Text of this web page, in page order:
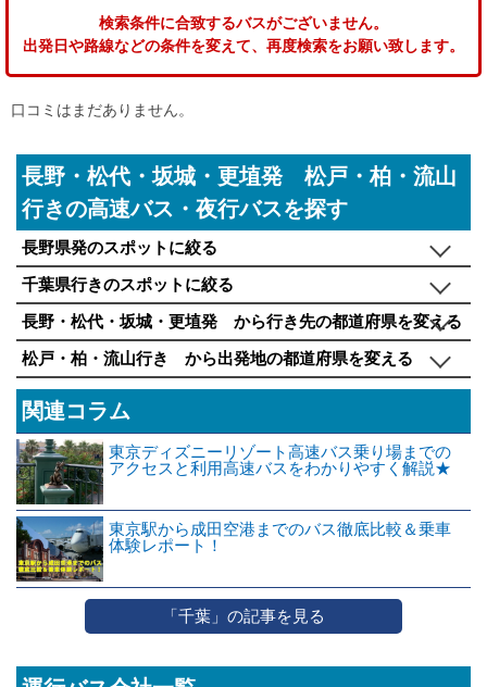
検索条件に合致するバスがございません。
出発日や路線などの条件を変えて、再度検索をお願い致します。
口コミはまだありません。
長野・松代・坂城・更埴発 松戸・柏・流山
行きの高速バス・夜行バスを探す
長野県発のスポットに絞る
千葉県行きのスポットに絞る
長野・松代・坂城・更埴発 から行き先の都道府県を変える
松戸・柏・流山行き から出発地の都道府県を変える
関連コラム
東京ディズニーリゾート高速バス乗り場までの
アクセスと利用高速バスをわかりやすく解説★
東京駅から成田空港までのバス徹底比較＆乗車
体験レポート！
「千葉」の記事を見る